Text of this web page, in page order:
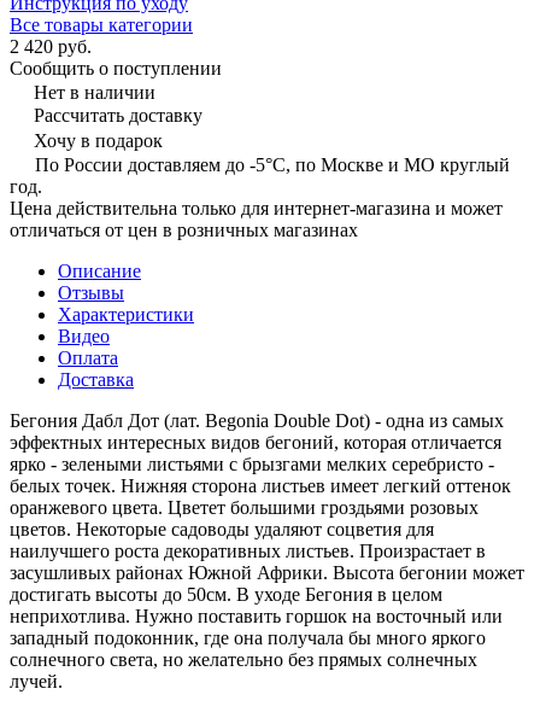
Все товары категории
2 420 руб.
Сообщить о поступлении
Нет в наличии
Рассчитать доставку
Хочу в подарок
По России доставляем до -5°C, по Москве и МО круглый
год.
Цена действительна только для интернет-магазина и может
отличаться от цен в розничных магазинах
Описание
Отзывы
Характеристики
Видео
Оплата
Доставка
Бегония Дабл Дот (лат. Begonia Double Dot) - одна из самых
эффектных интересных видов бегоний, которая отличается
ярко - зелеными листьями с брызгами мелких серебристо -
белых точек. Нижняя сторона листьев имеет легкий оттенок
оранжевого цвета. Цветет большими гроздьями розовых
цветов. Некоторые садоводы удаляют соцветия для
наилучшего роста декоративных листьев. Произрастает в
засушливых районах Южной Африки. Высота бегонии может
достигать высоты до 50см. В уходе Бегония в целом
неприхотлива. Нужно поставить горшок на восточный или
западный подоконник, где она получала бы много яркого
солнечного света, но желательно без прямых солнечных
лучей.